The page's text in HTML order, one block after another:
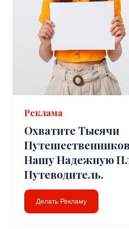
Реклама
Охватите Тысячи
Нашу Надежную
Путеводитель.
Делать Рекламу